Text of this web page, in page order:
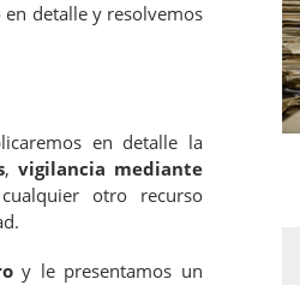
en detalle y resolvemos
en detalle la
,vigilancia mediante
otro recurso
y le presentamos un